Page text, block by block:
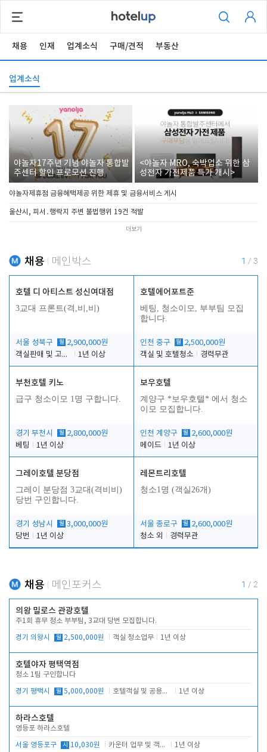
채용 인재 업계소식 구매/견적 부동산
업계소식
야놀자17주년 기념 야놀자 통합발
주센터 할인 프로모션 진행
<야놀자 MRO, 숙박업소 위한 삼
성전자 가전제품 특가 개시>
야놀자제휴점 금융혜택제공 위한 제휴 및 금융서비스 게시
울산시, 피서․행락지 주변 불법행위 19건 적발
더보기
채용 메인박스 1 / 3
호텔 디 아티스트 성신여대점
3교대 프론트(격,비,비)
서울 성북구 월 2,900,000원
객실판매 및 고객응대
1년 이상
호텔에어포트준
베팅, 청소이모, 부부팀 모집
합니다.
인천 중구 월 2,500,000원
객실 및 호텔청소
경력무관
부천호텔 키노
급구 청소이모 1명 구합니다.
경기 부천시 월 2,800,000원
베팅
1년 이상
보우호텔
계양구 *보우호텔* 에서 청소
이모 모집합니다.
인천 계양구 월 2,600,000원
메이드
1년 이상
그레이호텔 분당점
그레이 분당점 3교대(격비비)
당번 구인합니다.
경기 성남시 월 3,000,000원
당번
1년 이상
레몬트리호텔
청소1명 (객실26개)
서울 종로구 월 2,600,000원
청소 외
경력무관
채용 메인포커스 1 / 2
의왕 밀로스 관광호텔
주1회 휴무 청소 부부팀, 3교대 당번 모집합니다.
경기 의왕시 월 2,500,000원 객실 청소업무 1년 이상
호텔야자 평택역점
청소 1팀 구인합니다
경기 평택시 월 5,000,000원 호텔객실 및 공용시설 청소 관리 1년 이상
하라스호텔
영등포 하라스호텔
서울 영등포구 시 10,030원 카운터 업무 및 객실관리(청소상태 확인, 객실판매) 1년 이상